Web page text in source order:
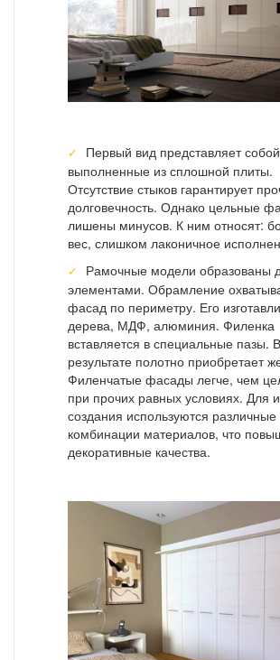
Первый вид представляет
выполненные из сплошной плиты.
Отсутствие стыков гарантирует
долговечность. Однако цельные
лишены минусов. К ним относят:
вес, слишком лаконичное
Рамочные модели образованы
элементами. Обрамление
фасад по периметру. Его
дерева, МДФ, алюминия. Филенка
вставляется в специальные пазы. В
результате полотно приобретает
Филенчатые фасады легче, чем
при прочих равных условиях. Для
создания используются различные
комбинации материалов, что
декоративные качества.